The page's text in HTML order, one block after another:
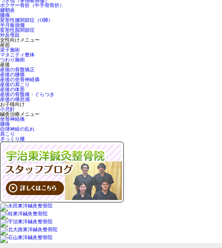
ボクサー骨折（中手骨骨折）
腱鞘炎
膝痛
変形性膝関節症（O脚）
半月板損傷
変形性股関節症
外反母趾
女性向けメニュー
産前
逆子施術
マタニティ整体
つわり施術
産後
産後の骨盤矯正
産後の腰痛
産後の坐骨神経痛
産後の肩こり
産後の体形
産後の骨盤痛・ぐらつき
産後の倦怠感
お子様向け
小児針
鍼灸治療メニュー
坐骨神経痛
腰痛
自律神経の乱れ
肩こり
ぎっくり腰